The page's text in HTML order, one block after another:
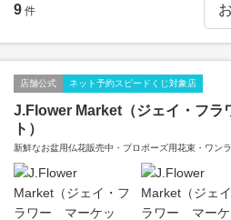
9 件
店舗公式 ネット予約スピードくじ対象店
J.Flower Market（ジェイ・フ
ト）
新鮮なお盆用仏花販売中・プロポーズ用花束・ワン